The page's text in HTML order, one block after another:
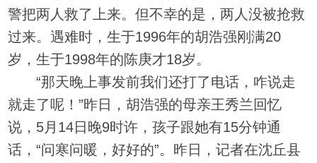
警把两人救了上来。但不幸的是，两人没被抢救
过来。遇难时，生于1996年的胡浩强刚满20
岁，生于1998年的陈庚才18岁。
“那天晚上事发前我们还打了电话，咋说走
就走了呢！”昨日，胡浩强的母亲王秀兰回忆
说，5月14日晚9时许，孩子跟她有15分钟通
话，“问寒问暖，好好的”。昨日，记者在沈丘县